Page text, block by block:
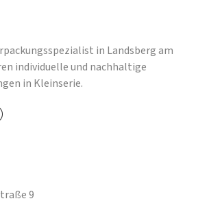
in Landsberg am
individuelle und nachhaltige
in Kleinserie.
9